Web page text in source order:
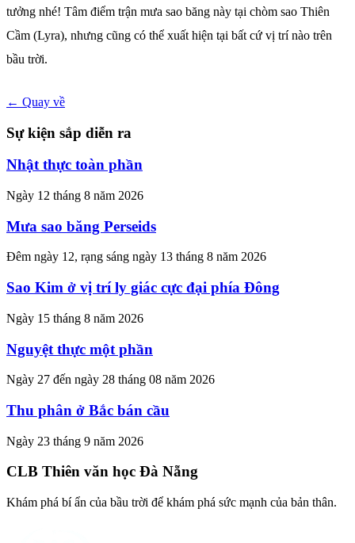
tưởng nhé! Tâm điểm trận mưa sao băng này tại chòm sao Thiên
Cầm (Lyra), nhưng cũng có thể xuất hiện tại bất cứ vị trí nào trên
bầu trời.
← Quay về
Sự kiện sắp diễn ra
Nhật thực toàn phần
Ngày 12 tháng 8 năm 2026
Mưa sao băng Perseids
Đêm ngày 12, rạng sáng ngày 13 tháng 8 năm 2026
Sao Kim ở vị trí ly giác cực đại phía Đông
Ngày 15 tháng 8 năm 2026
Nguyệt thực một phần
Ngày 27 đến ngày 28 tháng 08 năm 2026
Thu phân ở Bắc bán cầu
Ngày 23 tháng 9 năm 2026
CLB Thiên văn học Đà Nẵng
Khám phá bí ẩn của bầu trời để khám phá sức mạnh của bản thân.